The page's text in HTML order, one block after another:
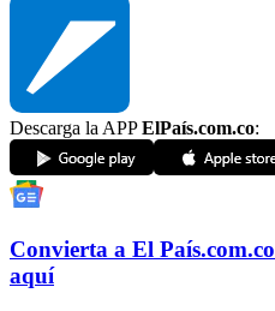
Descarga la APPElPaís.com.co:
Convierta a El País.com.co
aquí